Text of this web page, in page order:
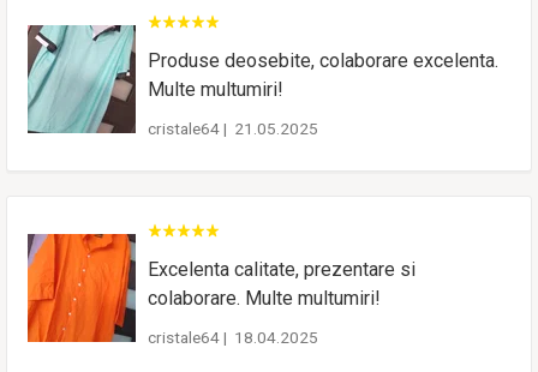
Produse deosebite, colaborare excelenta.
Multe multumiri!
cristale64| 21.05.2025
Excelenta calitate, prezentare si
colaborare. Multe multumiri!
cristale64| 18.04.2025